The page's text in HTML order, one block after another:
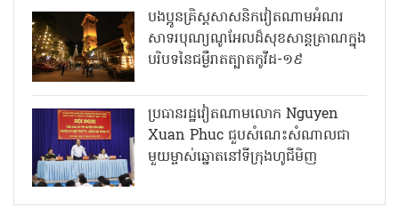
បងប្អូនគ្រិស្តសាសនិកវៀតណាមអំណរ
សាទរបុណ្យណូអែលដ៏សុខសាន្តត្រាណក្នុង
បរិបទនៃជម្ងឺរាតត្បាតកូវីដ-១៩
ប្រធានរដ្ឋវៀតណាមលោក Nguyen
Xuan Phuc ជួបសំណេះសំណាលជា
មួយម្ចាស់ឆ្នោតនៅទីក្រុងហូជីមិញ